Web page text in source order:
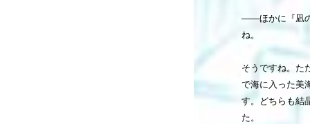
――ほかに『凪の
ね。
そうですね。た
で海に入った美
す。どちらも結
た。